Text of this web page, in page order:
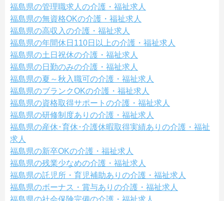
福島県の管理職求人の介護・福祉求人
福島県の無資格OKの介護・福祉求人
福島県の高収入の介護・福祉求人
福島県の年間休日110日以上の介護・福祉求人
福島県の土日祝休の介護・福祉求人
福島県の日勤のみの介護・福祉求人
福島県の夏～秋入職可の介護・福祉求人
福島県のブランクOKの介護・福祉求人
福島県の資格取得サポートの介護・福祉求人
福島県の研修制度ありの介護・福祉求人
福島県の産休･育休･介護休暇取得実績ありの介護・福祉
求人
福島県の新卒OKの介護・福祉求人
福島県の残業少なめの介護・福祉求人
福島県の託児所・育児補助ありの介護・福祉求人
福島県のボーナス・賞与ありの介護・福祉求人